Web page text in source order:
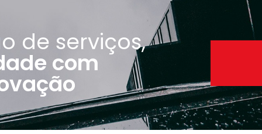
de serviços,
com
Uma história de